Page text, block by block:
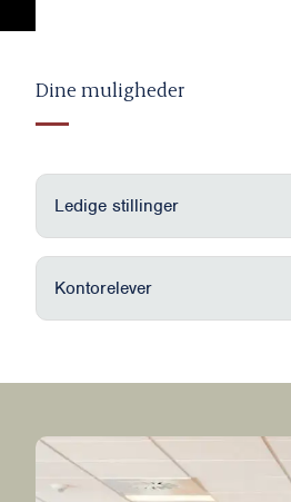
Dine muligheder
Ledige stillinger
Kontorelever